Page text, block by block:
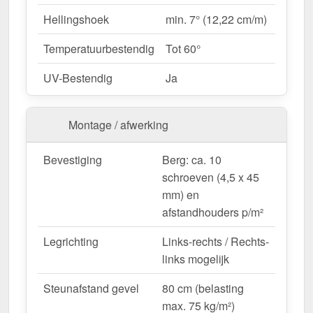
betrouwbaarheid.
Ideaal voor de volgende toepassingen:
Carports, terrassen & overkappingen
Tuinhuisjes & kassen– Perfecte
lichttransmissie voor planten.
Renovaties & nieuwbouw– Moderne &
duurzame dakbedekking.
Commerciële hallen & opslagruimte– Heldere
interieurs zonder extra energieverbruik.
– Weerbestendige
oplossing voor stallen & machinehallen.
Op maat gemaakt & efficiënte montage
Uw PVC lichtplaten uit het voordeelpakket worden
Hellingshoek
min. 7° (12,22 cm/m)
Temperatuurbestendig
Tot 60°
UV-Bestendig
Ja
Montage / afwerking
Bevestiging
Berg: ca. 10
schroeven (4,5 x 45
mm) en
afstandhouders p/m²
Legrichting
Links-rechts / Rechts-
links mogelijk
Steunafstand gevel
80 cm (belasting
max. 75 kg/m²)